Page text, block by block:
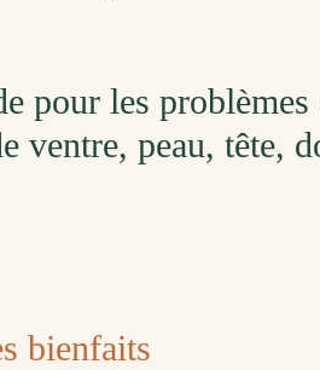
pour les problèmes
ventre, peau, tête,
bienfaits